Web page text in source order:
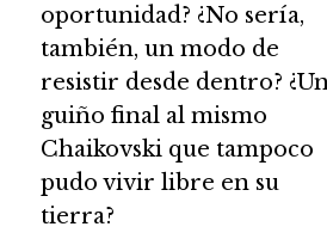
oportunidad? ¿No sería,
también, un modo de
resistir desde dentro?
guiño final al mismo
Chaikovski que tampoco
pudo vivir libre en su
tierra?